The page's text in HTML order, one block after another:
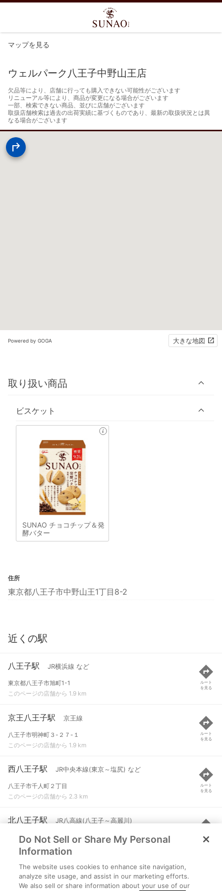
マップを見る
ウェルパーク八王子中野山王店
欠品等により、店舗に行っても購入できない可能性がございます
リニューアル等により、商品が変更になる場合がございます
一部、検索できない商品、並びに店舗がございます
取扱店舗検索は過去の出荷実績に基づくものであり、最新の取扱状況とは異
なる場合がございます
Powered by GOGA 大きな地図
取り扱い商品
ビスケット
SUNAO チョコチップ＆発
酵バター
住所
東京都八王子市中野山王1丁目8-2
近くの駅
八王子駅 JR横浜線 など
東京都八王子市旭町1-1
このページの店舗から 1.9 km
ルート
を見る
京王八王子駅 京王線
八王子市明神町３-２７-１
このページの店舗から 1.9 km
ルート
を見る
西八王子駅 JR中央本線(東京～塩尻) など
八王子市千人町２丁目
このページの店舗から 2.3 km
ルート
を見る
北八王子駅 JR八高線(八王子～高麗川)
八王子市石川町
このページの店舗から 2.9 km
ルート
を見る
京王片倉駅
八王子市片倉町３４-９
Do Not Sell or Share My Personal
Information
The website uses cookies to enhance site navigation,
analyze site usage, and assist in our marketing efforts.
We also sell or share information about your use of our